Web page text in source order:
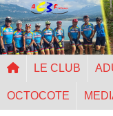
LE CLUB
OCTOCOTE
Panneau de gestion